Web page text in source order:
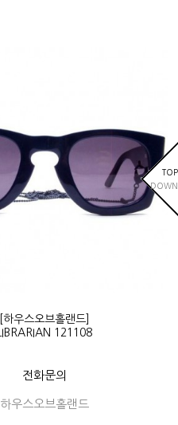
TOP
DOWN
[하우스오브홀랜드]
LIBRARIAN 121108
전화문의
하우스오브홀랜드